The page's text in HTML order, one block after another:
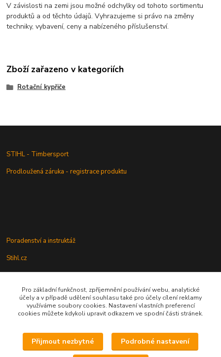
V závislosti na zemi jsou možné odchylky od tohoto sortimentu
produktů a od těchto údajů. Vyhrazujeme si právo na změny
techniky, vybavení, ceny a nabízeného příslušenství.
Zboží zařazeno v kategoriích
Rotační kypřiče
STIHL - Timbersport
Prodloužená záruka - registrace produktu
Poradenství a instruktáž
Stihl.cz
Údržba a servis
Rady a praktické informace
Pro základní funkčnost, zpříjemnění používání webu, analytické
účely a v případě udělení souhlasu také pro účely cílení reklamy
využíváme soubory cookies. Nastavení vlastních preferencí
cookies můžete kdykoli upravit odkazem ve spodní části stránek.
Přijmout nezbytné Podrobné nastavení